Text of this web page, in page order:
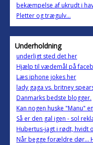
bekæmpelse af ukrudt i
Pletter og trægulv...
Underholdning
underligt sted det her
Hjælp til vædemål på
Læs iphone jokes her
lady gaga vs. britney
Danmarks bedste blogger.
Kan nogen huske "Manu"
Så er den gal igen - sol
Hubertus-jagt i rødt, hvidt
Når begge forældre dør...